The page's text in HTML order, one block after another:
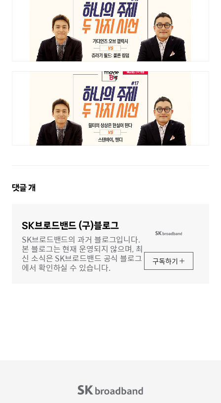
댓
댓글개
SK브로드밴드 (구)블로그
SK브로드밴드의 과거 블로그입니다.
본 블로그는 현재 운영되지 않으며, 최
신 소식은 SK브로드밴드 공식 블로그
에서 확인하실 수 있습니다.
구독하기